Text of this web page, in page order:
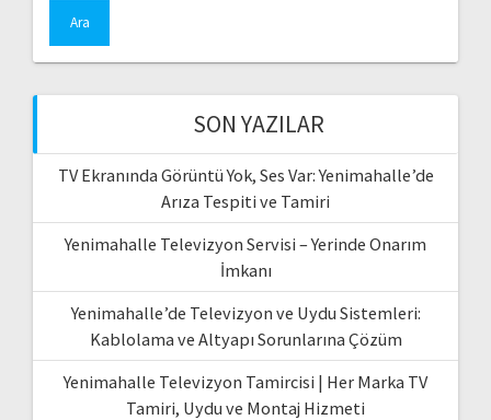
SON YAZILAR
TV Ekranında Görüntü Yok, Ses Var: Yenimahalle’de
Arıza Tespiti ve Tamiri
Yenimahalle Televizyon Servisi – Yerinde Onarım
İmkanı
Yenimahalle’de Televizyon ve Uydu Sistemleri:
Kablolama ve Altyapı Sorunlarına Çözüm
Yenimahalle Televizyon Tamircisi | Her Marka TV
Tamiri, Uydu ve Montaj Hizmeti